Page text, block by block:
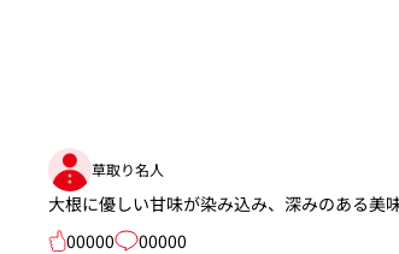
草取り名人
大根に優しい甘味が染み込み、深みのある美
00000
00000